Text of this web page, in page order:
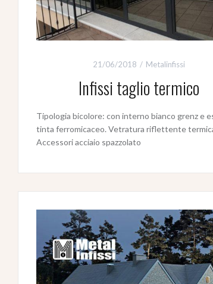
21/06/2018 Metalinfissi
Infissi taglio termico
Tipologia bicolore: con interno bianco grenz e
tinta ferromicaceo. Vetratura riflettente
Accessori acciaio spazzolato